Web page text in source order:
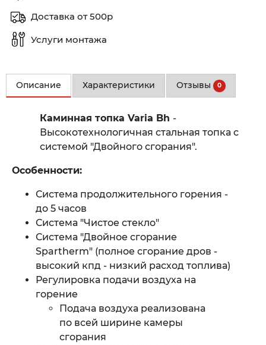
Доставка от 500р
Услуги монтажа
Описание Характеристики Отзывы 0
Каминная топка Varia Bh -
Высокотехнологичная стальная топка с
системой "Двойного сгорания".
Особенности:
Система продолжительного горения -
до 5 часов
Система "Чистое стекло"
Система "Двойное сгорание
Spartherm" (полное сгорание дров -
высокий кпд - низкий расход топлива)
Регулировка подачи воздуха на
горение
Подача воздуха реализована
по всей ширине камеры
сгорания